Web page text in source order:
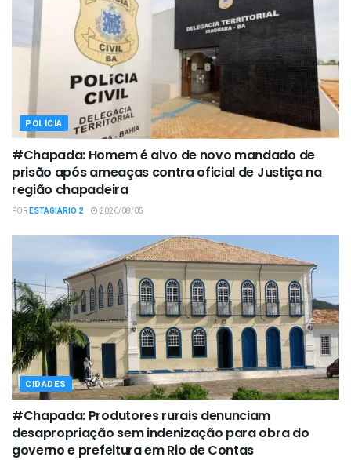
POLÍCIA
#Chapada: Homem é alvo de novo mandado de
prisão após ameaças contra oficial de Justiça na
região chapadeira
PORESTAGIÁRIO 2 2026/08/05
CIDADES
#Chapada: Produtores rurais denunciam
desapropriação sem indenização para obra do
governo e prefeitura em Rio de Contas